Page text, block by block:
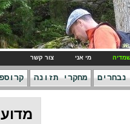
צור קשר
תזונה קרוספיט ענו
מדוע ואיך